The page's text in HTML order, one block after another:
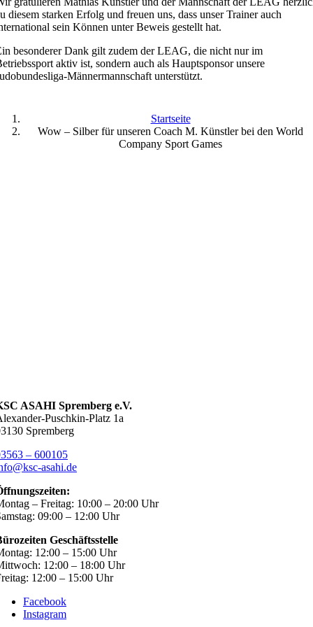
diesem starken Erfolg und freuen uns, dass unser Trainer auch
sein Können unter Beweis gestellt hat.
besonderer Dank gilt zudem der LEAG, die nicht nur im
aktiv ist, sondern auch als Hauptsponsor unsere
Männermannschaft unterstützt.
Startseite
Wow – Silber für unseren Coach M. Künstler bei den World
Company Sport Games
ASAHI Spremberg e.V.
Puschkin-Platz 1a
Spremberg
– 600105
asahi.de
– Freitag: 10:00 – 20:00 Uhr
09:00 – 12:00 Uhr
Geschäftsstelle
12:00 – 15:00 Uhr
12:00 – 18:00 Uhr
12:00 – 15:00 Uhr
Facebook
Instagram